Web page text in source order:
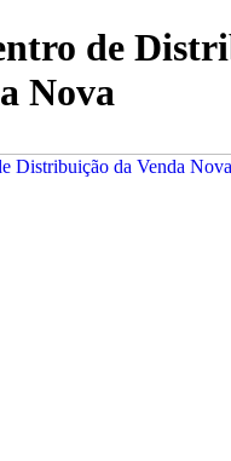
de
Nova